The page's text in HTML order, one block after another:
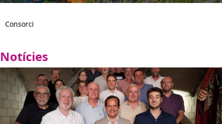
Consorci
Notícies